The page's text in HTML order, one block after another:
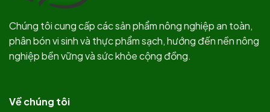
Chúng tôi cung cấp các sản phẩm nông nghiệp an toàn,
phân bón vi sinh và thực phẩm sạch, hướng đến nền nông
nghiệp bền vững và sức khỏe cộng đồng.
Về chúng tôi